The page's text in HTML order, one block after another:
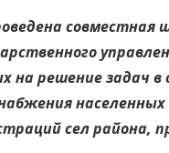
на решение задач
сел района,